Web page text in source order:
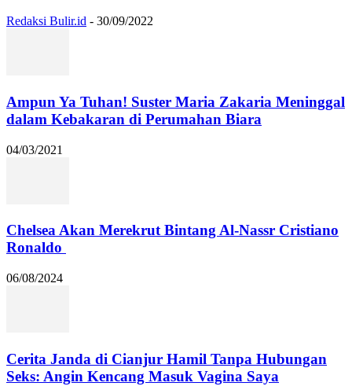
Redaksi Bulir.id - 30/09/2022
Ampun Ya Tuhan! Suster Maria Zakaria Meninggal
dalam Kebakaran di Perumahan Biara
04/03/2021
Chelsea Akan Merekrut Bintang Al-Nassr Cristiano
Ronaldo
06/08/2024
Cerita Janda di Cianjur Hamil Tanpa Hubungan
Seks: Angin Kencang Masuk Vagina Saya